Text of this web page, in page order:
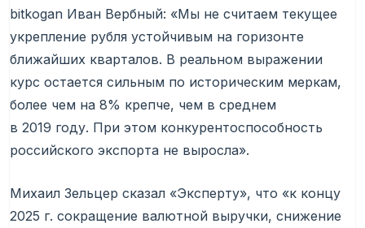
bitkogan Иван Вербный: «Мы не считаем текущее
укрепление рубля устойчивым на горизонте
ближайших кварталов. В реальном выражении
курс остается сильным по историческим меркам,
более чем на 8% крепче, чем в среднем
в 2019 году. При этом конкурентоспособность
российского экспорта не выросла».
Михаил Зельцер сказал «Эксперту», что «к концу
2025 г. сокращение валютной выручки, снижение